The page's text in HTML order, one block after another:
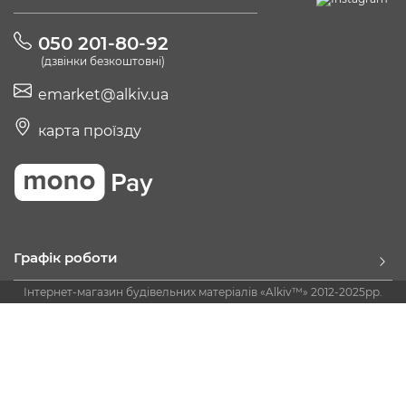
050 201-80-92
(дзвінки безкоштовні)
emarket@alkiv.ua
карта проїзду
Графік роботи
Інтернет-магазин будівельних матеріалів «Alkiv™» 2012-2025рр.